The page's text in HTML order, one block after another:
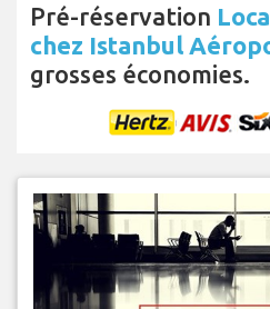
Pré-réservation
chez Istanbul
grosses économies.